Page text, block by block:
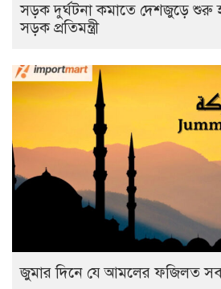
সড়ক দুর্ঘটনা কমাতে দেশজুড়ে শুরু
সড়ক প্রতিমন্ত্রী
জুমার দিনে যে আমলের ফজিলত